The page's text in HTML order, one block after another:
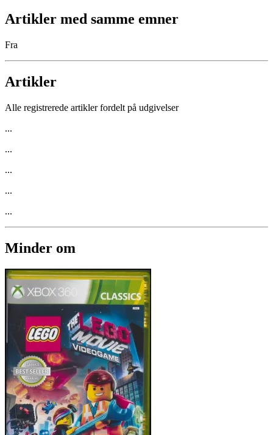
Artikler med samme emner
Fra
Artikler
Alle registrerede artikler fordelt på udgivelser
...
...
...
...
...
Minder om